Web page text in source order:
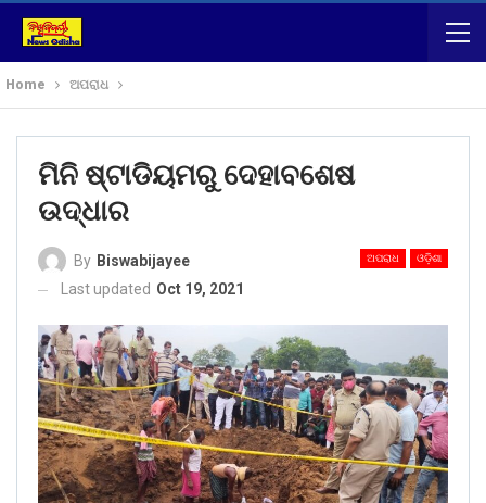
Home ଅପରାଧ
ମିନି ଷ୍ଟାଡିୟମରୁ ଦେହାବଶେଷ
ଉଦ୍ଧାର
ଅପରାଧ ଓଡ଼ିଶା
By Biswabijayee
Last updated Oct 19, 2021